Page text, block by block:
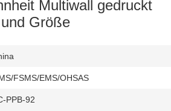
Multiwall gedruckt
und Größe
FSMS/EMS/OHSAS
PPB-92